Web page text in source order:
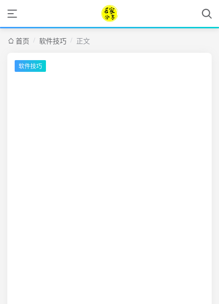
首页 / 软件技巧 / 正文
软件技巧